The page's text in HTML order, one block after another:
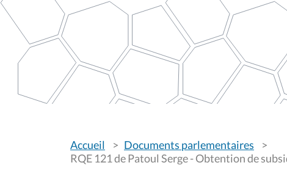
o
u
s
Accueil
Documents parlementaires
RQE 121 de Patoul Serge - Obtention de